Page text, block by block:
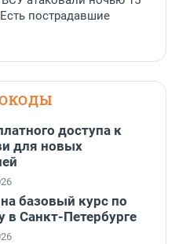
пострадавшие
доступа к
для новых
базовый курс по
в Санкт-Петербурге